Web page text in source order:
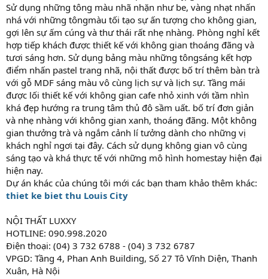
Sử dụng những tông màu nhã nhặn như be, vàng nhạt nhấn
nhá với những tôngmàu tối tạo sự ấn tượng cho không gian,
gợi lên sự ấm cúng và thư thái rất nhẹ nhàng. Phòng nghỉ kết
hợp tiếp khách được thiết kế với không gian thoáng đãng và
tươi sáng hơn. Sử dụng bảng màu những tôngsáng kết hợp
điểm nhấn pastel trang nhã, nội thất được bố trí thêm bàn trà
với gỗ MDF sáng màu vô cùng lịch sự và lịch sự. Tầng mái
được lối thiết kế với không gian cafe nhỏ xinh với tầm nhìn
khá đẹp hướng ra trung tâm thủ đô sầm uất. bố trí đơn giản
và nhẹ nhàng với không gian xanh, thoáng đãng. Một không
gian thưởng trà và ngắm cảnh lí tưởng dành cho những vị
khách nghỉ ngơi tại đây. Cách sử dụng không gian vô cùng
sáng tạo và khá thực tế với những mô hình homestay hiện đại
hiện nay.
Dự án khác của chúng tôi mới các bạn tham khảo thêm khác:
thiet ke biet thu Louis City
NỘI THẤT LUXXY
HOTLINE: 090.998.2020
Điện thoại: (04) 3 732 6788 - (04) 3 732 6787
VPGD: Tầng 4, Phan Anh Building, Số 27 Tô Vĩnh Diện, Thanh
Xuân, Hà Nội